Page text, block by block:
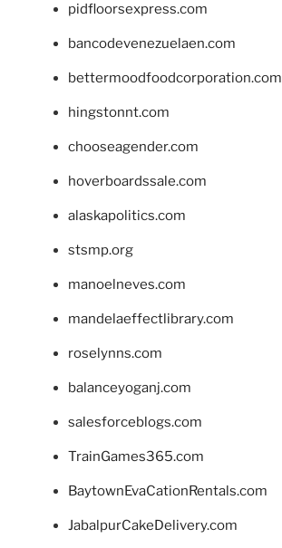
pidfloorsexpress.com
bancodevenezuelaen.com
bettermoodfoodcorporation.com
hingstonnt.com
chooseagender.com
hoverboardssale.com
alaskapolitics.com
stsmp.org
manoelneves.com
mandelaeffectlibrary.com
roselynns.com
balanceyoganj.com
salesforceblogs.com
TrainGames365.com
BaytownEvaCationRentals.com
JabalpurCakeDelivery.com